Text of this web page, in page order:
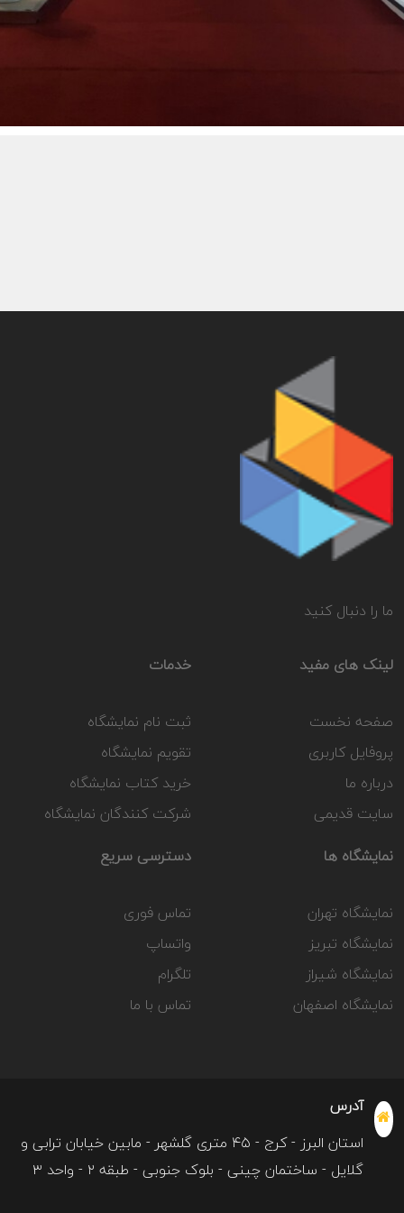
ما را دنبال کنید
لینک های مفید
صفحه نخست
پروفایل کاربری
درباره ما
سایت قدیمی
خدمات
ثبت نام نمایشگاه
تقویم نمایشگاه
خرید کتاب نمایشگاه
شرکت کنندگان نمایشگاه
نمایشگاه ها
نمایشگاه تهران
نمایشگاه تبریز
نمایشگاه شیراز
نمایشگاه اصفهان
دسترسی سریع
تماس فوری
واتساپ
تلگرام
تماس با ما
آدرس
استان البرز - کرج - ۴۵ متری گلشهر - مابین خیابان ترابی و
گلایل - ساختمان چینی - بلوک جنوبی - طبقه ۲ - واحد ۳